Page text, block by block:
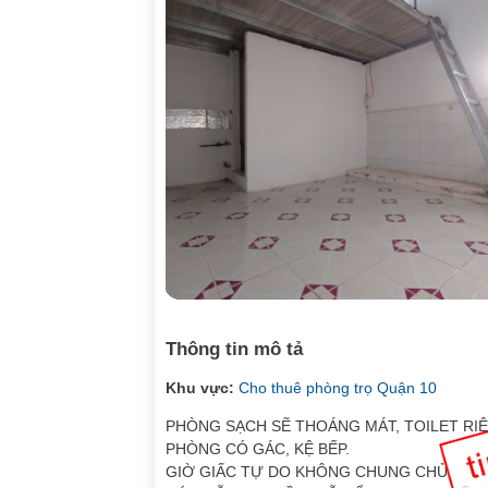
Thông tin mô tả
Khu vực: Cho thuê phòng trọ Quận 10
PHÒNG SẠCH SẼ THOÁNG MÁT, TOILET
PHÒNG CÓ GÁC, KỆ BẾP.
GIỜ GIẤC TỰ DO KHÔNG CHUNG CHỦ